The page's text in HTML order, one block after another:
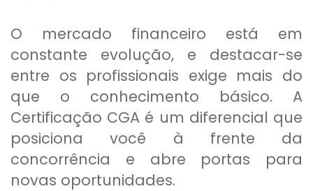
O mercado financeiro está em
constante evolução, e destacar-se
entre os profissionais exige mais do
que o conhecimento básico. A
Certificação CGA é um diferencial que
posiciona você à frente da
concorrência e abre portas para
novas oportunidades.